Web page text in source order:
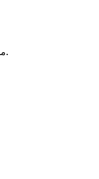
مجرد ناس بتحب الفوضى وبتكره ڤوت.